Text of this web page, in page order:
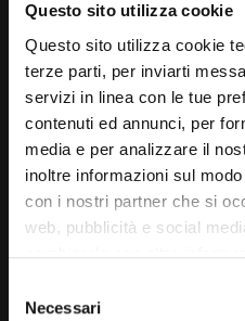
Questo sito utilizza cookie
Questo sito utilizza cookie
terze parti, per inviarti
servizi in linea con le tue
contenuti ed annunci, per
media e per analizzare il
inoltre informazioni sul
con i nostri partner che si
web, pubblicità e social
mera chiusura del banner
Selection
Necessari
Via Giuditta Pasta 2,
(+39) 031 431 3066
info@carspecialist.eu
Sabato: 09:00 - 12:30